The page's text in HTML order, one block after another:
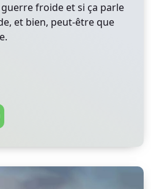
froide et si ça parle
et bien, peut-être que